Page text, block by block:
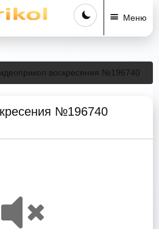
Меню
воскресения №196740
№196740